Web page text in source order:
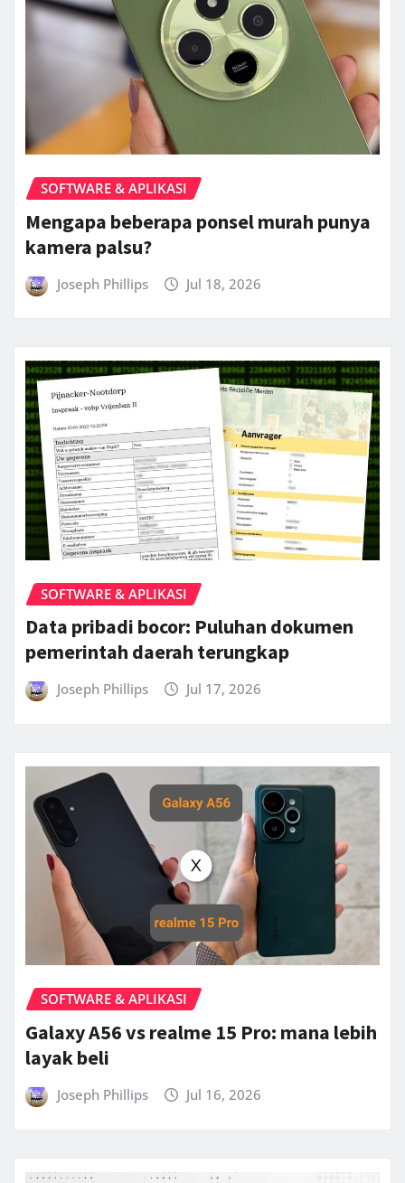
SOFTWARE & APLIKASI
Mengapa beberapa ponsel murah punya
kamera palsu?
Joseph Phillips Jul 18, 2026
SOFTWARE & APLIKASI
Data pribadi bocor: Puluhan dokumen
pemerintah daerah terungkap
Joseph Phillips Jul 17, 2026
SOFTWARE & APLIKASI
Galaxy A56 vs realme 15 Pro: mana lebih
layak beli
Joseph Phillips Jul 16, 2026